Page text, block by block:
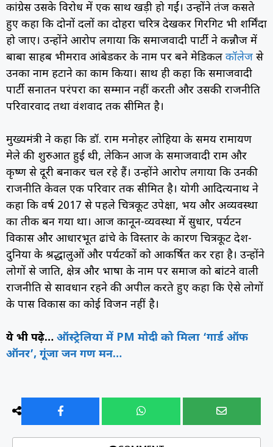
कांग्रेस उसके विरोध में एक साथ खड़ी हो गईं। उन्होंने तंज कसते
हुए कहा कि दोनों दलों का दोहरा चरित्र देखकर गिरगिट भी शर्मिंदा
हो जाए। उन्होंने आरोप लगाया कि समाजवादी पार्टी ने कन्नौज में
बाबा साहब भीमराव आंबेडकर के नाम पर बने मेडिकल कॉलेज से
उनका नाम हटाने का काम किया। साथ ही कहा कि समाजवादी
पार्टी सनातन परंपरा का सम्मान नहीं करती और उसकी राजनीति
परिवारवाद तथा वंशवाद तक सीमित है।
मुख्यमंत्री ने कहा कि डॉ. राम मनोहर लोहिया के समय रामायण
मेले की शुरुआत हुई थी, लेकिन आज के समाजवादी राम और
कृष्ण से दूरी बनाकर चल रहे हैं। उन्होंने आरोप लगाया कि उनकी
राजनीति केवल एक परिवार तक सीमित है। योगी आदित्यनाथ ने
कहा कि वर्ष 2017 से पहले चित्रकूट उपेक्षा, भय और अव्यवस्था
का प्रतीक बन गया था। आज कानून-व्यवस्था में सुधार, पर्यटन
विकास और आधारभूत ढांचे के विस्तार के कारण चित्रकूट देश-
दुनिया के श्रद्धालुओं और पर्यटकों को आकर्षित कर रहा है। उन्होंने
लोगों से जाति, क्षेत्र और भाषा के नाम पर समाज को बांटने वाली
राजनीति से सावधान रहने की अपील करते हुए कहा कि ऐसे लोगों
के पास विकास का कोई विजन नहीं है।
ये भी पढ़े… ऑस्ट्रेलिया में PM मोदी को मिला ‘गार्ड ऑफ
ऑनर’, गूंजा जन गण मन…